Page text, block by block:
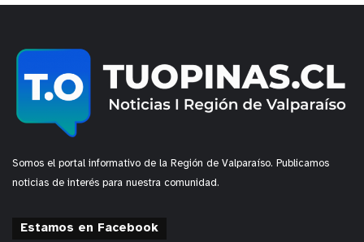
Somos el portal informativo de la Región de Valparaíso. Publicamos
noticias de interés para nuestra comunidad.
Estamos en Facebook